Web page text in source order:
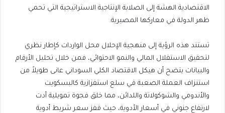
الاقتصادية الهشة إلى الصلابة الإنتاجية الاستراتيجية التي تحمي
ظهر الدولة في معاركها المصيرية.
​تستند هذه الرؤية إلى منهجية الإحلال محل الواردات كإطار نظري
لتحقيق الاستقلال المالي والنمو الاحتوائي، فمن خلال تحليل الأرقام
والبيانات يتضح أن هيكل الاقتصاد الكلي السوداني عانى طويلاً من
استنزاف العملة الصعبة في سلع استفزازية كالبسكويت
والأندومي والشوكولاتة واللدائن، مما خلق فجوة تمويلية أدت
لارتفاع جنوني في أسعار الأدوية، حيث قفز سعر شريط أدوية